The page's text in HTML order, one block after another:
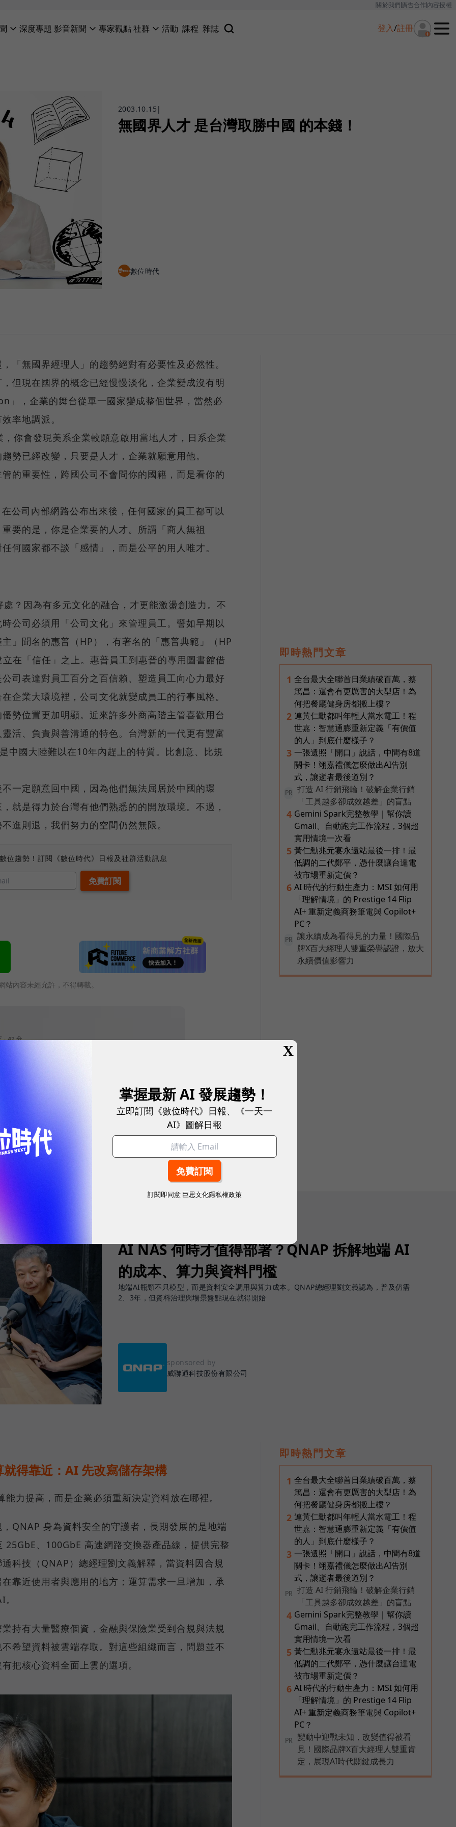
關於我們廣告合作內容授權
深度專題 影音新聞 專家觀點社群 活動 課程 雜誌 登入/註冊
2003.10.15 |
無國界人才 是台灣取勝中國 的本錢！
數位時代
「無國界經理人」的趨勢絕對有必要性及必然性。
但現在國界的概念已經慢慢淡化，企業變成沒有明
，企業的舞台從單一國家變成整個世界，當然必
率地調派。
你會發現美系企業較願意啟用當地人才，日系企業
勢已經改變，只要是人才，企業就願意用他。
的重要性，跨國公司不會問你的國籍，而是看你的
公司內部網路公布出來後，任何國家的員工都可以
要的是，你是企業要的人才。所謂「商人無祖
何國家都不談「感情」，而是公平的用人唯才。
？因為有多元文化的融合，才更能激盪創造力。不
公司必須用「公司文化」來管理員工。譬如早期以
」聞名的惠普（HP），有著名的「惠普典範」（HP
在「信任」之上。惠普員工到惠普的專用圖書館借
司表達對員工百分之百信賴、塑造員工向心力最好
企業大環境裡，公司文化就變成員工的行事風格。
勢位置更加明顯。近來許多外商高階主管喜歡用台
活、負責與善溝通的特色。台灣新的一代更有豐富
中國大陸難以在10年內趕上的特質。比創意、比規
一定願意回中國，因為他們無法屈居於中國的環
就是得力於台灣有他們熟悉的的開放環境。不過，
進則退，我們努力的空間仍然無限。
位趨勢！訂閱《數位時代》日報及社群活動訊息
站內容未經允許，不得轉載。
即時熱門文章
1 全台最大全聯首日業績破百萬，蔡
篤昌：還會有更厲害的大型店！為
何把餐廳健身房都搬上樓？
2 連黃仁勳都叫年輕人當水電工！程
世嘉：智慧通膨重新定義「有價值
的人」到底什麼樣子？
3 一張遺照「開口」說話，中間有8道
關卡！翊嘉禮儀怎麼做出AI告別
式，讓逝者最後道別？
PR
打造 AI 行銷飛輪！破解企業行銷
「工具越多卻成效越差」的盲點
4 Gemini Spark完整教學｜幫你讀
Gmail、自動跑完工作流程，3個超
實用情境一次看
5 黃仁勳兆元宴永遠站最後一排！最
低調的二代鄭平，憑什麼讓台達電
被市場重新定價？
6 AI 時代的行動生產力：MSI 如何用
「理解情境」的 Prestige 14 Flip
AI+ 重新定義商務筆電與 Copilot+
PC？
PR
讓永續成為看得見的力量！國際品
牌X百大經理人雙重榮譽認證，放大
永續價值影響力
AI NAS 何時才值得部署？QNAP 拆解地端 AI
的成本、算力與資料門檻
地端AI瓶頸不只模型，而是資料安全調用與算力成本。QNAP總經理劉文義認為，普及仍需
2、3年，但資料治理與場景盤點現在就得開始
sponsored by
威聯通科技股份有限公司
得靠近：AI 先改寫儲存架構
力提高，而是企業必須重新決定資料放在哪裡。
QNAP 身為資料安全的守護者，長期發展的是地端
25GbE、100GbE 高速網路交換器產品線，提供完整
科技（QNAP）總經理劉文義解釋，當資料因合規
靠近使用者與應用的地方；運算需求一旦增加，承
持有大量醫療個資，金融與保險業受到合規與法規
希望資料被雲端存取。對這些組織而言，問題並不
把核心資料全面上雲的選項。
即時熱門文章
1 全台最大全聯首日業績破百萬，蔡
篤昌：還會有更厲害的大型店！為
何把餐廳健身房都搬上樓？
2 連黃仁勳都叫年輕人當水電工！程
世嘉：智慧通膨重新定義「有價值
的人」到底什麼樣子？
3 一張遺照「開口」說話，中間有8道
關卡！翊嘉禮儀怎麼做出AI告別
式，讓逝者最後道別？
PR
打造 AI 行銷飛輪！破解企業行銷
「工具越多卻成效越差」的盲點
4 Gemini Spark完整教學｜幫你讀
Gmail、自動跑完工作流程，3個超
實用情境一次看
5 黃仁勳兆元宴永遠站最後一排！最
低調的二代鄭平，憑什麼讓台達電
被市場重新定價？
6 AI 時代的行動生產力：MSI 如何用
「理解情境」的 Prestige 14 Flip
AI+ 重新定義商務筆電與 Copilot+
PC？
PR
變動中迎戰未知，改變值得被看
見！國際品牌X百大經理人雙重肯
定，展現AI時代關鍵成長力
X
掌握最新 AI 發展趨勢！
立即訂閱《數位時代》日報、《一天一
AI》圖解日報
訂閱即同意 巨思文化隱私權政策